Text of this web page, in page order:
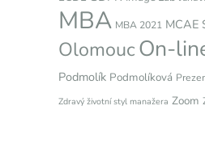
MBA MBA 2021 MCAE
OlomoucOn-
Podmolík Podmolíková
Zdravý životní styl manažera Zoom